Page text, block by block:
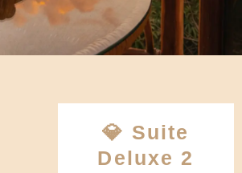
💎 Suite
Deluxe 2